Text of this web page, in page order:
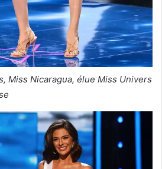
Miss Nicaragua, élue Miss Univers